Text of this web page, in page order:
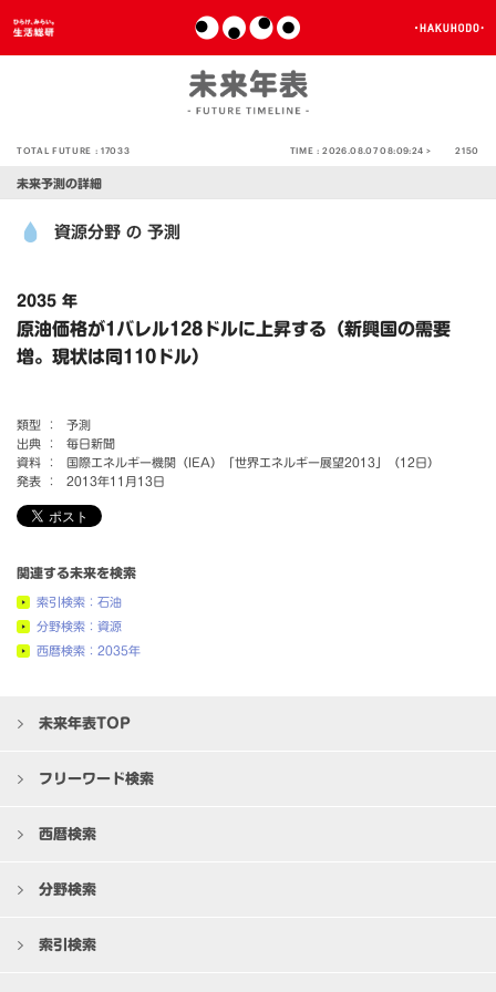
TOTAL FUTURE :17033 TIME :2026.08.07 08:09:24 > 2150
未来予測の詳細
資源分野 の 予測
2035 年
原油価格が1バレル128ドルに上昇する（新興国の需要
増。現状は同110ドル）
類型 ：
予測
出典 ：
毎日新聞
資料 ：
国際エネルギー機関（IEA）「世界エネルギー展望2013」（12日）
発表 ：
2013年11月13日
関連する未来を検索
索引検索：石油
分野検索：資源
西暦検索：2035年
未来年表TOP
フリーワード検索
西暦検索
分野検索
索引検索